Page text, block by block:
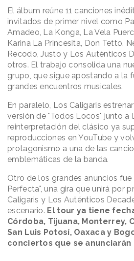
El álbum reúne 11 canciones
invitados de primer nivel como
Amadeo, La Konga, La Vela
Karina La Princesita, Don Tetto,
Recodo, Justo y Los Auténticos
otros. El trabajo consolida una
grupo, que sigue apostando a la
grandes encuentros musicales.
En paralelo, Los Caligaris
versión de "Todos Locos" junto a
reinterpretación del clásico ya
reproducciones en YouTube y
protagonismo a una de las
emblemáticas de la banda.
Otro de los grandes anuncios fue
Perfecta", una gira que unirá por
Caligaris y Los Auténticos
escenario. El tour ya tiene
Córdoba, Tijuana, Monterrey,
San Luis Potosí, Oaxaca y
conciertos que se